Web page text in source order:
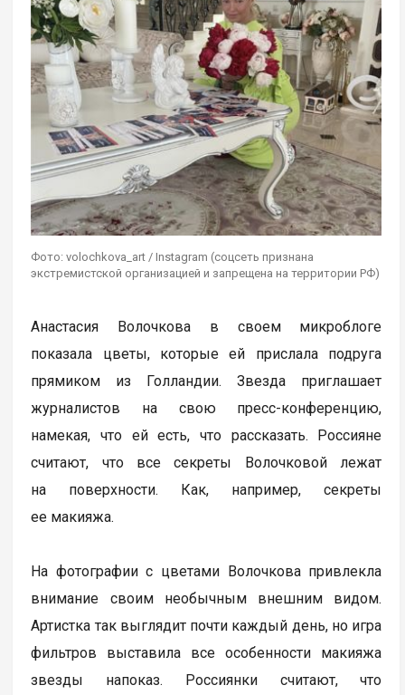
Фото: volochkova_art / Instagram (соцсеть признана
экстремистской организацией и запрещена на территории РФ)
Анастасия Волочкова в своем микроблоге
показала цветы, которые ей прислала подруга
прямиком из Голландии. Звезда приглашает
журналистов на свою пресс-конференцию,
намекая, что ей есть, что рассказать. Россияне
считают, что все секреты Волочковой лежат
на поверхности. Как, например, секреты
ее макияжа.
На фотографии с цветами Волочкова привлекла
внимание своим необычным внешним видом.
Артистка так выглядит почти каждый день, но игра
фильтров выставила все особенности макияжа
звезды напоказ. Россиянки считают, что